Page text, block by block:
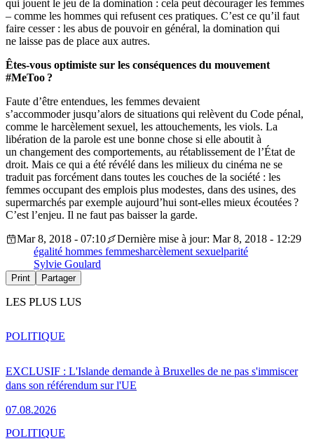
qui jouent le jeu de la domination : cela peut décourager les femmes
– comme les hommes qui refusent ces pratiques. C’est ce qu’il faut
faire cesser : les abus de pouvoir en général, la domination qui
ne laisse pas de place aux autres.
Êtes-vous optimiste sur les conséquences du mouvement
#MeToo ?
Faute d’être entendues, les femmes devaient
s’accommoder jusqu’alors de situations qui relèvent du Code pénal,
comme le harcèlement sexuel, les attouchements, les viols. La
libération de la parole est une bonne chose si elle aboutit à
un changement des comportements, au rétablissement de l’État de
droit. Mais ce qui a été révélé dans les milieux du cinéma ne se
traduit pas forcément dans toutes les couches de la société : les
femmes occupant des emplois plus modestes, dans des usines, des
supermarchés par exemple aujourd’hui sont-elles mieux écoutées ?
C’est l’enjeu. Il ne faut pas baisser la garde.
Mar 8, 2018 - 07:10
Dernière mise à jour: Mar 8, 2018 - 12:29
égalité hommes femmesharcèlement sexuelparité
Sylvie Goulard
Print Partager
LES PLUS LUS
EXCLUSIF : L'Islande demande à Bruxelles de ne pas s'immiscer
dans son référendum sur l'UE
07.08.2026
POLITIQUE
POLITIQUE